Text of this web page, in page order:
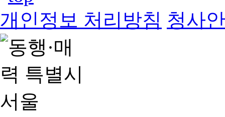
개인정보 처리방침 청사